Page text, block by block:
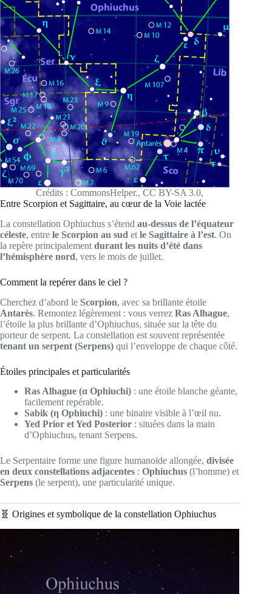
Crédits : CommonsHelper., CC BY-SA 3.0,
Entre Scorpion et Sagittaire, au cœur de la Voie lactée
La constellation Ophiuchus s’étend au-dessus de l’équateur
céleste, entre le Scorpion au sud et le Sagittaire à l’est. On
la repère principalement durant les nuits d’été dans
l’hémisphère nord, vers le mois de juillet.
Comment la repérer dans le ciel ?
Cherchez d’abord le Scorpion, avec sa brillante étoile
Antarès. Remontez légèrement : vous verrez Ras Alhague,
l’étoile la plus brillante d’Ophiuchus, située sur la tête du
porteur de serpent. La constellation est souvent représentée
tenant un serpent (Serpens) qui l’enveloppe de chaque côté.
Étoiles principales et particularités
Ras Alhague (α Ophiuchi) : une étoile blanche géante,
facilement repérable.
Sabik (η Ophiuchi) : une binaire visible à l’œil nu.
Yed Prior et Yed Posterior : situées dans la main
d’Ophiuchus, tenant Serpens.
Le Serpentaire forme une figure humanoïde allongée, divisée
en deux constellations adjacentes : Ophiuchus (l’homme) et
Serpens (le serpent), une particularité unique.
🧬 Origines et symbolique de la constellation Ophiuchus